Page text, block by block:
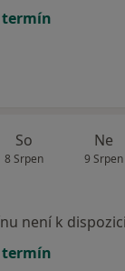
termín
So
8 Srpen
Ne
9 Srpen
není k dispozici
termín